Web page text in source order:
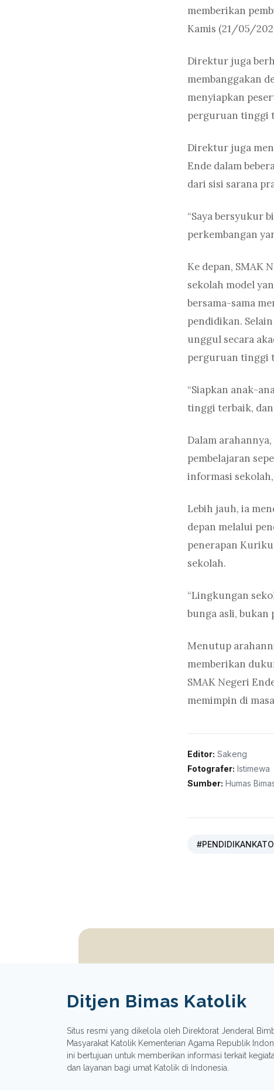
memberikan
Kamis (21/05/
Direktur juga
membanggakan
menyiapkan
perguruan tinggi
Direktur juga
Ende dalam
dari sisi sarana
“Saya bersyukur
perkembangan
Ke depan, SMAK
sekolah model
bersama-sama
pendidikan.
unggul secara
perguruan tinggi
“Siapkan anak-
tinggi terbaik,
Dalam
pembelajaran
informasi
Lebih jauh, ia
depan melalui
penerapan
sekolah.
“Lingkungan
bunga asli, bukan
Menutup
memberikan
SMAK Negeri
memimpin di
Editor: Sakeng
Fotografer: Istimewa
Sumber: Humas
Ditjen Bimas Katolik
Situs resmi yang dikelola oleh Direktorat Jenderal
Masyarakat Katolik Kementerian Agama Republik
ini bertujuan untuk memberikan informasi terkait
dan layanan bagi umat Katolik di Indonesia.